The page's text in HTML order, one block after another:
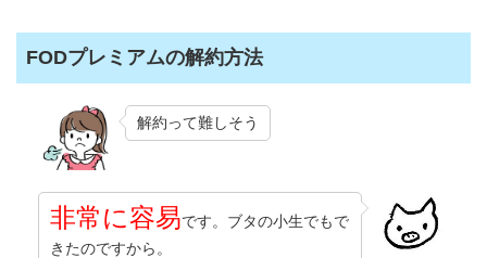
FODプレミアムの解約方法
解約って難しそう
非常に容易です。ブタの小生でもで
きたのですから。